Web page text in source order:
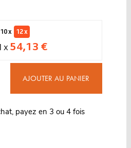
10 x 12 x
x 54,13 €
AJOUTER AU PANIER
payez en 3 ou 4 fois